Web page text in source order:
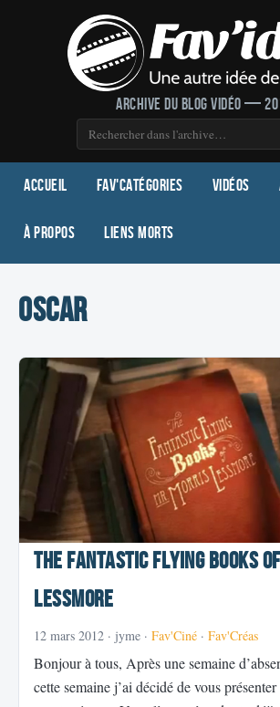
Archive du blog vidéo —
Accueil Fav'Catégories Vidéos
À propos Liens morts
oscar
The Fantastic Flying Books
Lessmore
12 mars 2012 · jyme · Fav'Ciné · Fav'Créas
Bonjour à tous, Après une semaine
cette semaine j’ai décidé de vous